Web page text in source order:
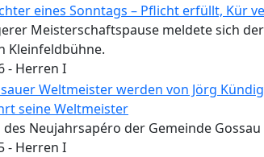
eines Sonntags – Pflicht erfüllt, Kür
Meisterschaftspause meldete sich
Kleinfeldbühne.
- Herren I
seine Weltmeister
des Neujahrsapéro der Gemeinde
- Herren I